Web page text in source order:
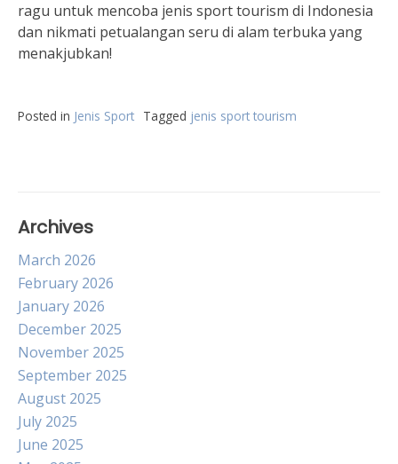
ragu untuk mencoba jenis sport tourism di Indonesia
dan nikmati petualangan seru di alam terbuka yang
menakjubkan!
Posted in Jenis Sport Tagged jenis sport tourism
Archives
March 2026
February 2026
January 2026
December 2025
November 2025
September 2025
August 2025
July 2025
June 2025